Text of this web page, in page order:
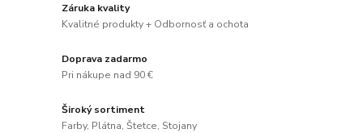
Záruka kvality
Kvalitné produkty + Odbornosť a ochota
Doprava zadarmo
Pri nákupe nad 90 €
Široký sortiment
Farby, Plátna, Štetce, Stojany